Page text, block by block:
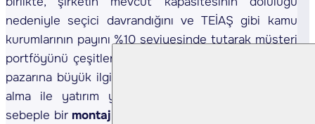
nedeniyle seçici davrandığını ve TEİAŞ gibi kamu
kurumlarının payını %10 seviyesinde tutarak müşteri
portföyünü çeşitlendirdiğini gördük. Toplantıda ABD
pazarına büyük ilgi duyduklarını ve ABD’de bir satın
alma ile yatırım yapmanın maliyetli olacağını bu
sebeple bir montaj hattı yatırımı düşündüklerini not